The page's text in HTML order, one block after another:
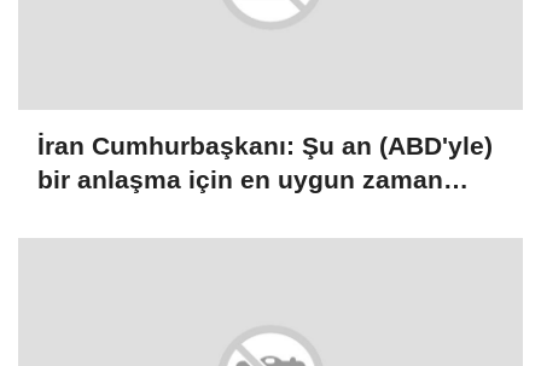
İran Cumhurbaşkanı: Şu an (ABD'yle)
bir anlaşma için en uygun zaman